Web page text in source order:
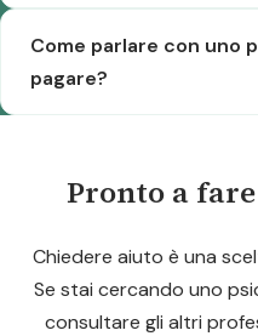
Come parlare con uno
pagare?
Pronto a
Chiedere aiuto è una
Se stai cercando uno
consultare gli altri